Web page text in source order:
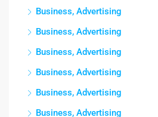
Business, Advertising
Business, Advertising
Business, Advertising
Business, Advertising
Business, Advertising
Business, Advertising